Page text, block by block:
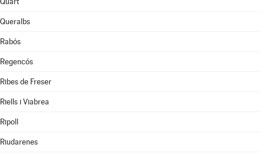
Queralbs
Rabós
Regencós
Ribes de Freser
Riells i Viabrea
Ripoll
Riudarenes